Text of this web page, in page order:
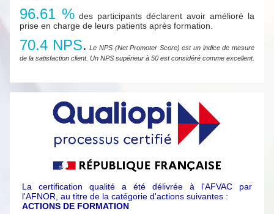
96.61 % des participants déclarent avoir amélioré la
prise en charge de leurs patients après formation.
70.4 NPS. Le NPS (Net Promoter Score) est un indice de mesure
de la satisfaction client. Un NPS supérieur à 50 est considéré comme excellent.
La certification qualité a été délivrée à l'AFVAC par
l'AFNOR, au titre de la catégorie d'actions suivantes :
ACTIONS DE FORMATION